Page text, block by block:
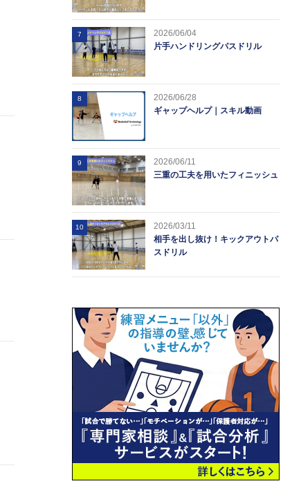
7
2026/06/04
片手ハンドリングパスドリル
8
2026/06/28
ギャップヘルプ｜スキル動画
9
2026/06/11
三重の工夫を用いたフィニッシュ
10
2026/03/11
相手を出し抜け！キックアウトパ
スドリル